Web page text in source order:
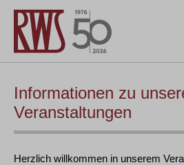
Informationen zu
Veranstaltungen
Herzlich willkommen in unserem